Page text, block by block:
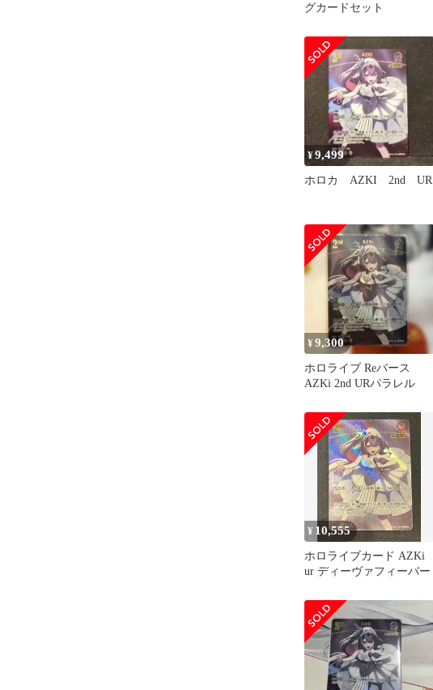
グカードセット
¥9,499
ホロカ AZKI 2nd UR
¥9,300
ホロライブ Reバース
AZKi 2nd URパラレル
¥ 10,555
ホロライブカード AZKi
ur ディーヴァフィーバー